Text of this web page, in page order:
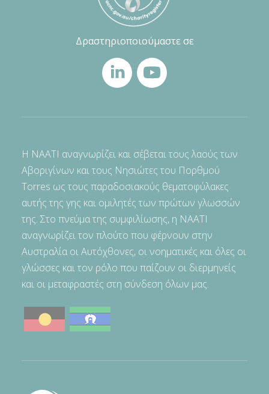
Δραστηριοποιούμαστε σε
Η NAATI αναγνωρίζει και σέβεται τους λαούς των
Αβοριγίνων και τους Νησιώτες του Πορθμού
Torres ως τους παραδοσιακούς θεματοφύλακες
αυτής της γης και ομιλητές των πρώτων γλωσσών
της. Στο πνεύμα της συμφιλίωσης, η NAATI
αναγνωρίζει τον πλούτο που φέρνουν στην
Αυστραλία οι Αυτόχθονες, οι νοηματικές και όλες οι
γλώσσες και τον ρόλο που παίζουν οι διερμηνείς
και οι μεταφραστές στη σύνδεση όλων μας.